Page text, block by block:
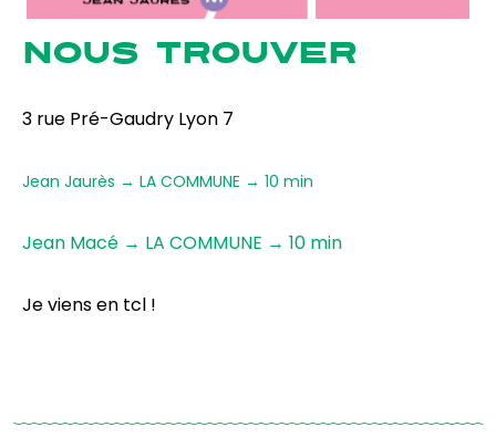
NOUS TROUVER
3 rue Pré-Gaudry Lyon 7
Jean Jaurès → LA COMMUNE → 10 min
Jean Macé → LA COMMUNE → 10 min
Je viens en tcl !